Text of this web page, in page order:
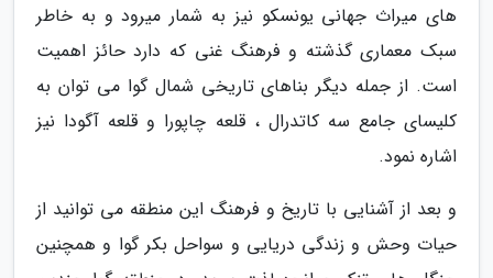
های میراث جهانی یونسکو نیز به شمار میرود و به خاطر
سبک معماری گذشته و فرهنگ غنی که دارد حائز اهمیت
است. از جمله دیگر بناهای تاریخی شمال گوا می توان به
کلیسای جامع سه کاتدرال ، قلعه چاپورا و قلعه آگودا نیز
اشاره نمود.
و بعد از آشنایی با تاریخ و فرهنگ این منطقه می توانید از
حیات وحش و زندگی دریایی و سواحل بکر گوا و همچنین